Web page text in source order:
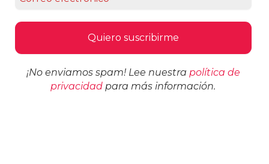
¡No enviamos spam! Lee nuestra política de
privacidad para más información.